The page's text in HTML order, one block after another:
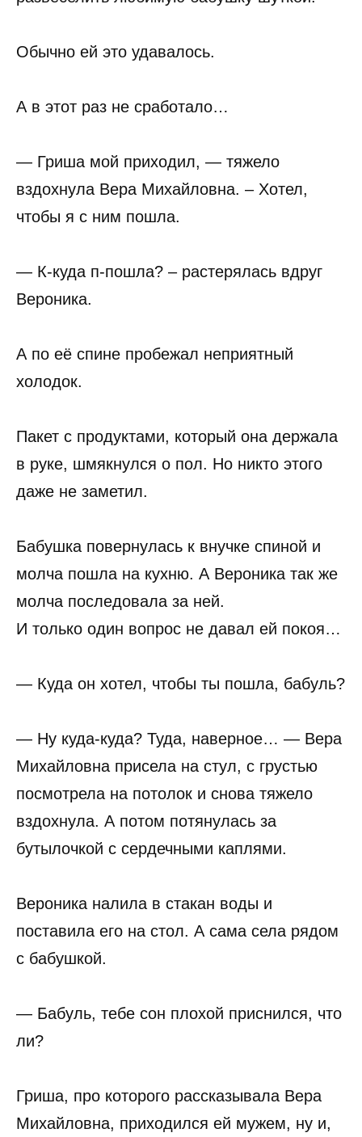
Обычно ей это удавалось.
А в этот раз не сработало…
— Гриша мой приходил, — тяжело
вздохнула Вера Михайловна. – Хотел,
чтобы я с ним пошла.
— К-куда п-пошла? – растерялась вдруг
Вероника.
А по её спине пробежал неприятный
холодок.
Пакет с продуктами, который она держала
в руке, шмякнулся о пол. Но никто этого
даже не заметил.
Бабушка повернулась к внучке спиной и
молча пошла на кухню. А Вероника так же
молча последовала за ней.
И только один вопрос не давал ей покоя…
— Куда он хотел, чтобы ты пошла, бабуль?
— Ну куда-куда? Туда, наверное… — Вера
Михайловна присела на стул, с грустью
посмотрела на потолок и снова тяжело
вздохнула. А потом потянулась за
бутылочкой с сердечными каплями.
Вероника налила в стакан воды и
поставила его на стол. А сама села рядом
с бабушкой.
— Бабуль, тебе сон плохой приснился, что
ли?
Гриша, про которого рассказывала Вера
Михайловна, приходился ей мужем, ну и,